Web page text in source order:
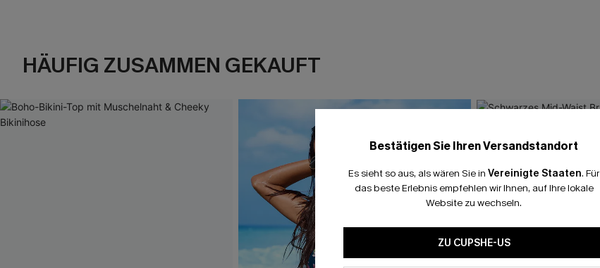
HÄUFIG ZUSAMMEN GEKAUFT
Bestätigen Sie Ihren Versandstandort
Es sieht so aus, als wären Sie in Vereinigte Staaten. Für
das beste Erlebnis empfehlen wir Ihnen, auf Ihre lokale
Website zu wechseln.
ZU CUPSHE-US